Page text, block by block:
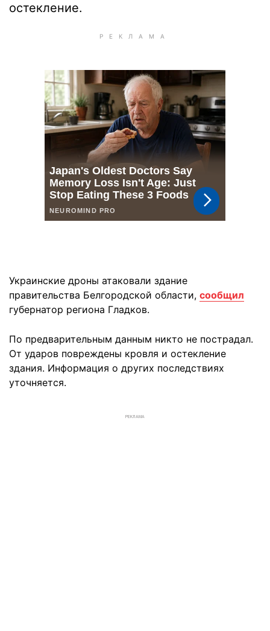
остекление.
Украинские дроны атаковали здание
правительства Белгородской области, сообщил
губернатор региона Гладков.
По предварительным данным никто не пострадал.
От ударов повреждены кровля и остекление
здания. Информация о других последствиях
уточняется.
РЕКЛАМА